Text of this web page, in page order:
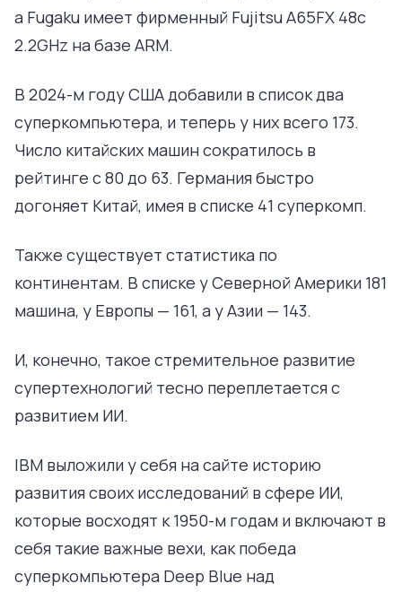
а Fugaku имеет фирменный Fujitsu A65FX 48c
2.2GHz на базе ARM.
В 2024-м году США добавили в список два
суперкомпьютера, и теперь у них всего 173.
Число китайских машин сократилось в
рейтинге с 80 до 63. Германия быстро
догоняет Китай, имея в списке 41 суперкомп.
Также существует статистика по
континентам. В списке у Северной Америки 181
машина, у Европы — 161, а у Азии — 143.
И, конечно, такое стремительное развитие
супертехнологий тесно переплетается с
развитием ИИ.
IBM выложили у себя на сайте историю
развития своих исследований в сфере ИИ,
которые восходят к 1950-м годам и включают в
себя такие важные вехи, как победа
суперкомпьютера Deep Blue над